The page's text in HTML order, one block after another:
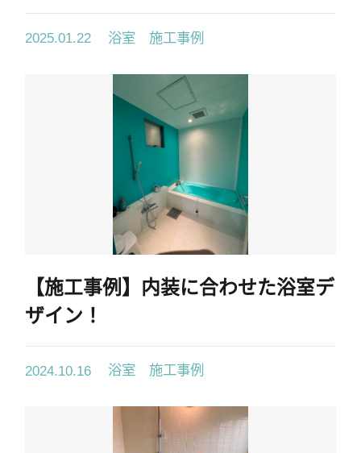
2025.01.22 浴室 施工事例
【施工事例】内装に合わせた浴室デ
ザイン！
2024.10.16 浴室 施工事例